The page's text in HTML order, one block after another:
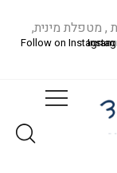
, מטפלת מינית,
Follow on Instagram